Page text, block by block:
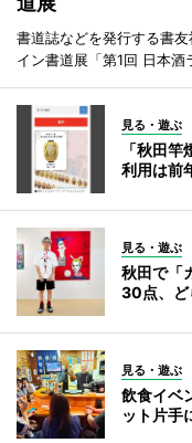
書道誌などを発行する書
イン書道展「第1回 日本酒
見る・遊ぶ
「秋田
利用は前
見る・遊ぶ
秋田で「
30点、ど
見る・遊ぶ
飲食イベ
ット片手